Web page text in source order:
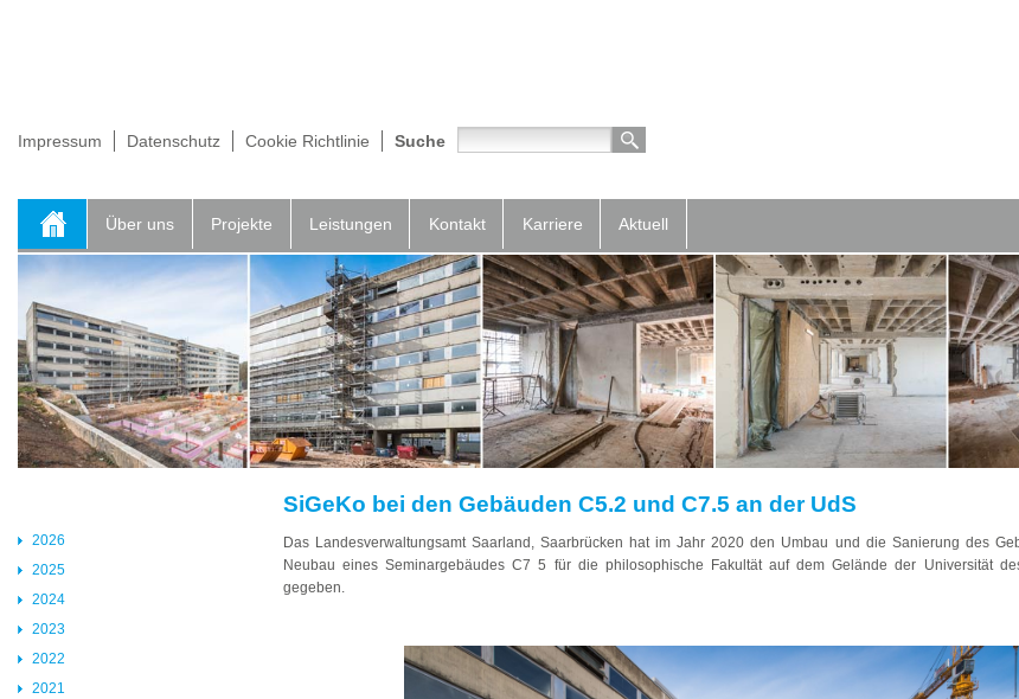
Impressum Datenschutz Cookie Richtlinie Suche
Über uns Projekte Leistungen Kontakt Karriere Aktuell
2026
2025
2024
2023
2022
2021
SiGeKo bei den Gebäuden C5.2 und C7.5 an der UdS
Das Landesverwaltungsamt Saarland, Saarbrücken hat im Jahr 2020 den Umbau und die Sanierung des
Neubau eines Seminargebäudes C7 5 für die philosophische Fakultät auf dem Gelände der Universität
gegeben.